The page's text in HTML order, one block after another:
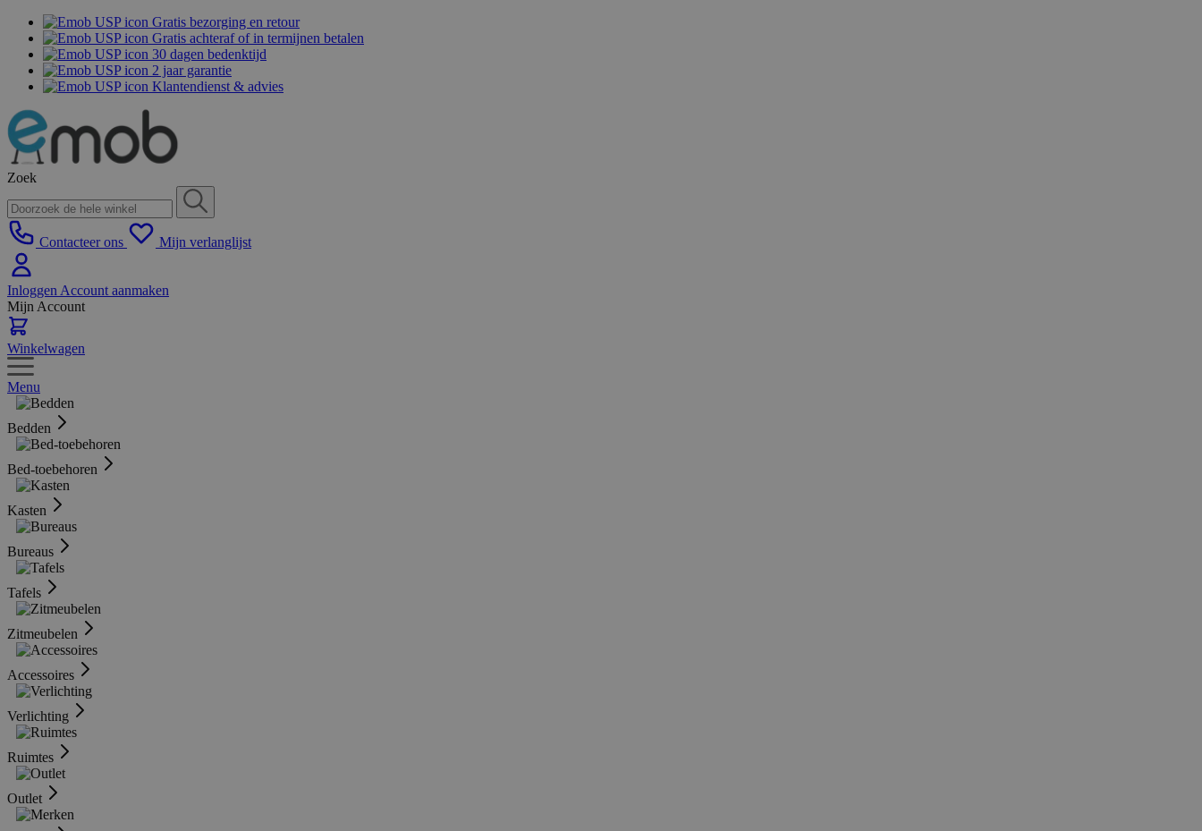
Gratis bezorging en retour
Gratis achteraf of in termijnen betalen
30 dagen bedenktijd
2 jaar garantie
Klantendienst & advies
Zoek
Contacteer ons Mijn verlanglijst
Inloggen Account aanmaken
Mijn Account
Winkelwagen
Menu
Bedden
Bed-toebehoren
Kasten
Bureaus
Tafels
Zitmeubelen
Accessoires
Verlichting
Ruimtes
Outlet